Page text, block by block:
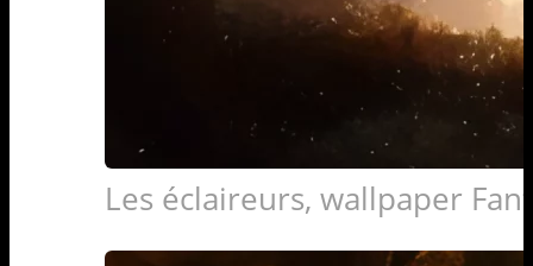
Les éclaireurs, wallpaper